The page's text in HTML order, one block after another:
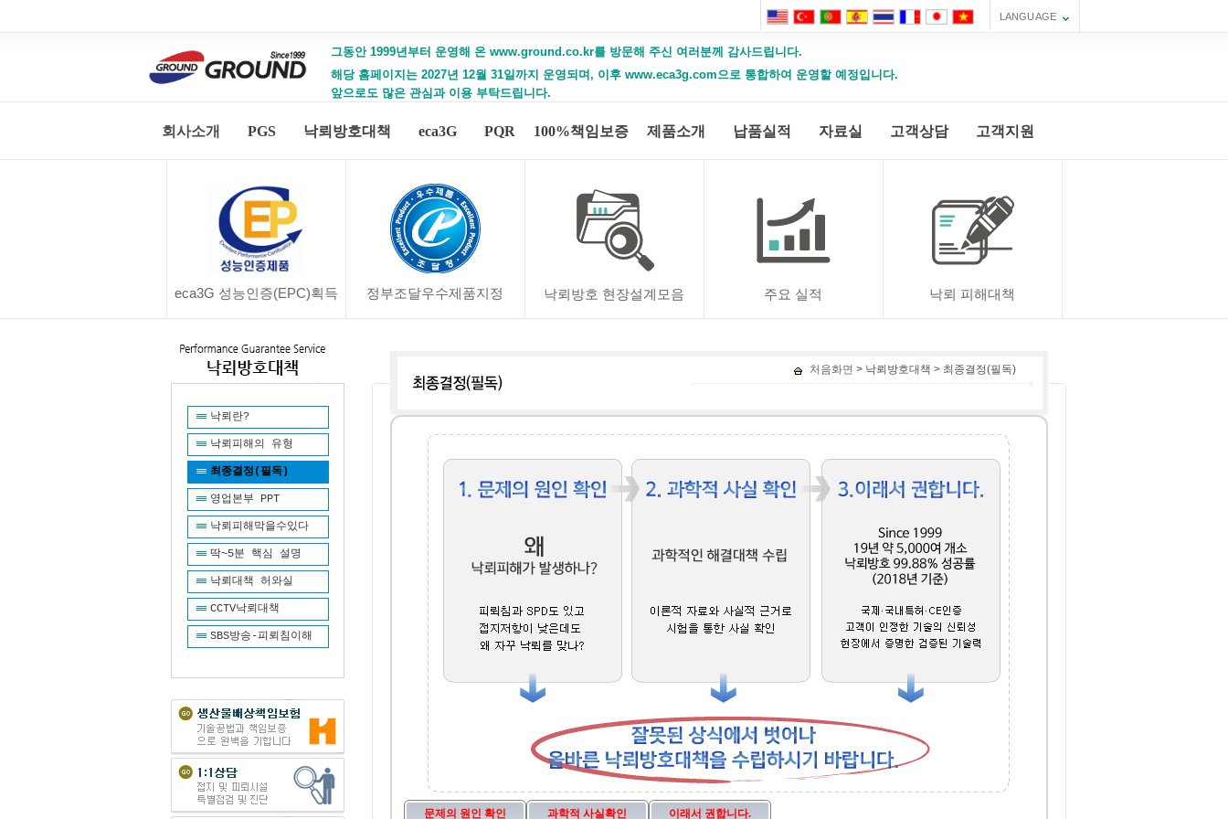
LANGUAGE
그동안 1999년부터 운영해 온 www.ground.co.kr를 방문해 주신 여러분께 감사드립니다.
해당 홈페이지는 2027년 12월 31일까지 운영되며, 이후 www.eca3g.com으로 통합하여 운영할 예정입니다.
앞으로도 많은 관심과 이용 부탁드립니다.
회사소개 PGS 낙뢰방호대책 eca3G PQR 100%책임보증 제품소개 납품실적 자료실 고객상담 고객지원
eca3G 성능인증(EPC)획득 정부조달우수제품지정 낙뢰방호 현장설계모음 주요 실적 낙뢰 피해대책
낙뢰란?
낙뢰피해의 유형
최종결정(필독)
영업본부 PPT
낙뢰피해막을수있다
딱~5분 핵심 설명
낙뢰대책 허와실
CCTV낙뢰대책
SBS방송-피뢰침이해
처음화면 > 낙뢰방호대책 > 최종결정(필독)
문제의 원인 확인 과학적 사실확인 이래서 권합니다.